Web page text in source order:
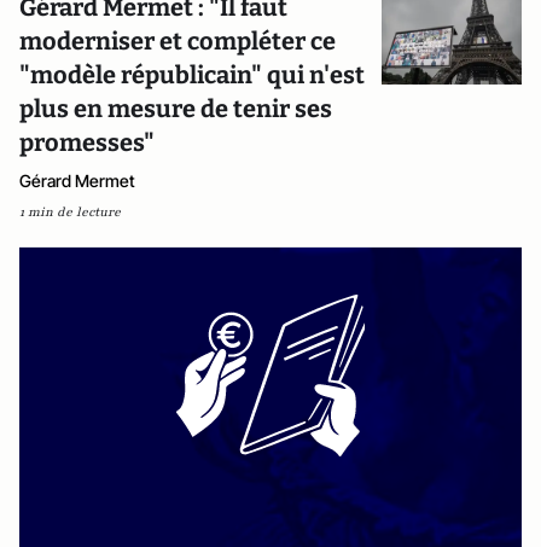
Gérard Mermet : "Il faut
moderniser et compléter ce
"modèle républicain" qui n'est
plus en mesure de tenir ses
promesses"
Gérard Mermet
1 min de lecture